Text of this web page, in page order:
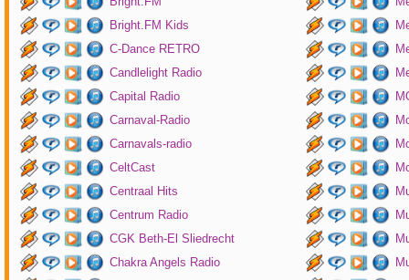
Bright.FM Kids
C-Dance RETRO
Candlelight Radio
Capital Radio
Carnaval-Radio
Carnavals-radio
CeltCast
Centraal Hits
Centrum Radio
CGK Beth-El Sliedrecht
Chakra Angels Radio